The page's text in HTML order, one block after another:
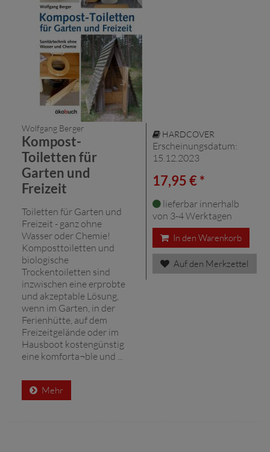
Wolfgang Berger
Kompost-
Toiletten für
Garten und
Freizeit
Toiletten für Garten und
Freizeit - ganz ohne
Wasser oder Chemie!
Komposttoiletten und
biologische
Trockentoiletten sind
inzwischen eine erprobte
und akzeptable Lösung,
wenn im Garten, in der
Ferienhütte, auf dem
Freizeitgelände oder im
Hausboot kostengünstig
eine komforta¬ble und ...
Mehr
HARDCOVER
Erscheinungsdatum:
15.12.2023
17,95 € *
lieferbar innerhalb
von 3-4 Werktagen
In den Warenkorb
Auf den Merkzettel